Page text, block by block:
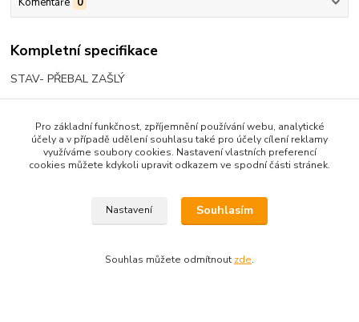
Kompletní specifikace
STAV- PŘEBAL ZAŠLÝ
Zboží zařazeno v kategoriích
Pro základní funkčnost, zpříjemnění používání webu, analytické
účely a v případě udělení souhlasu také pro účely cílení reklamy
využíváme soubory cookies. Nastavení vlastních preferencí
cookies můžete kdykoli upravit odkazem ve spodní části stránek.
Nastavení Souhlasím
Souhlas můžete odmítnout zde.